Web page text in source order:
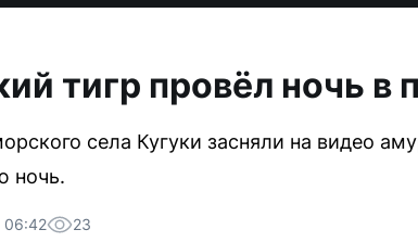
тигр провёл ночь в
села Кугуки засняли на видео
ночь.
06:42 23